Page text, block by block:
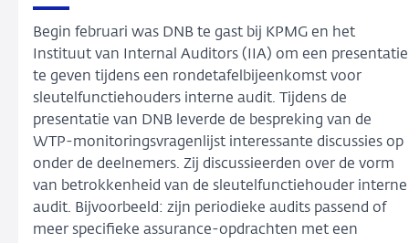
Begin februari was DNB te gast bij KPMG en het
Instituut van Internal Auditors (IIA) om een presentatie
te geven tijdens een rondetafelbijeenkomst voor
sleutelfunctiehouders interne audit. Tijdens de
presentatie van DNB leverde de bespreking van de
WTP-monitoringsvragenlijst interessante discussies op
onder de deelnemers. Zij discussieerden over de vorm
van betrokkenheid van de sleutelfunctiehouder interne
audit. Bijvoorbeeld: zijn periodieke audits passend of
meer specifieke assurance-opdrachten met een